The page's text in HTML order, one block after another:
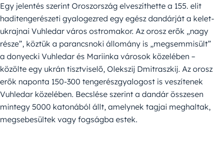
Egy jelentés szerint Oroszország elveszíthette a 155. elit
haditengerészeti gyalogezred egy egész dandárját a kelet-
ukrajnai Vuhledar város ostromakor. Az orosz erők „nagy
része”, köztük a parancsnoki állomány is „megsemmisült”
a donyecki Vuhledar és Mariinka városok közelében –
közölte egy ukrán tisztviselő, Olekszij Dmitraszkij. Az orosz
erők naponta 150-300 tengerészgyalogost is veszítenek
Vuhledar közelében. Becslése szerint a dandár összesen
mintegy 5000 katonából állt, amelynek tagjai meghaltak,
megsebesültek vagy fogságba estek.